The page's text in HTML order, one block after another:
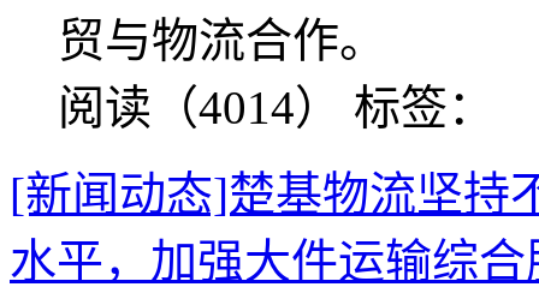
贸与物流合作。
阅读（4014） 标签：
[新闻动态]楚基物流坚持
水平，加强大件运输综